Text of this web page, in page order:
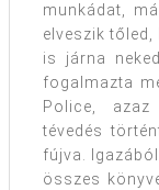
munkádat,
elveszik tőled,
is járna
fogalmazta
Police, azaz
tévedés
fújva.
összes